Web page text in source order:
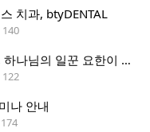
치과, btyDENTAL
140
진짜가 나타났다! 30년 경력 건축가, 하나님의 일꾼 요한이 책임 시공합니다.
122
나 안내